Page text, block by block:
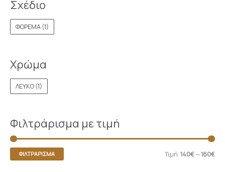
Σχέδιο
ΦΟΡΕΜΑ(1)
Χρώμα
ΛΕΥΚΟ(1)
Φιλτράρισμα με τιμή
ΦΙΛΤΡΆΡΙΣΜΑ Τιμή:140€—160€